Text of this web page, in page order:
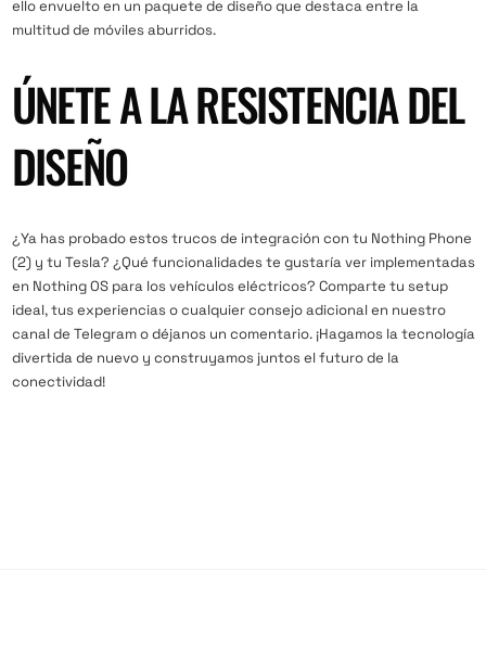
ello envuelto en un paquete de diseño que destaca entre la
multitud de móviles aburridos.
ÚNETE A LA RESISTENCIA DEL
DISEÑO
¿Ya has probado estos trucos de integración con tu Nothing Phone
(2) y tu Tesla? ¿Qué funcionalidades te gustaría ver implementadas
en Nothing OS para los vehículos eléctricos? Comparte tu setup
ideal, tus experiencias o cualquier consejo adicional en nuestro
canal de Telegram o déjanos un comentario. ¡Hagamos la tecnología
divertida de nuevo y construyamos juntos el futuro de la
conectividad!